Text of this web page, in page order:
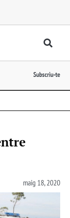
Subscriu-te
maig 18, 2020